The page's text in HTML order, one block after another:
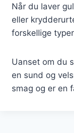
Når du laver
eller
forskellige
Uanset om du
en sund og
smag og er en